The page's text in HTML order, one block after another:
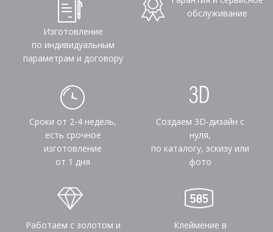
Изготовление
по индивидуальным
параметрам и договору
обслуживание
Сроки от 2-4 недель,
есть срочное
изготовление
от 1 дня
Создаем 3D-дизайн с
нуля,
по каталогу, эскизу или
фото
Работаем с золотом и
Клеймение в